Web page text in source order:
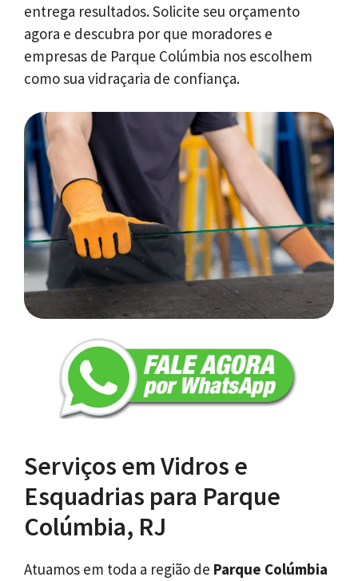
entrega resultados. Solicite seu orçamento
agora e descubra por que moradores e
empresas de Parque Colúmbia nos escolhem
como sua vidraçaria de confiança.
Serviços em Vidros e
Esquadrias para Parque
Colúmbia, RJ
Atuamos em toda a região de Parque Colúmbia